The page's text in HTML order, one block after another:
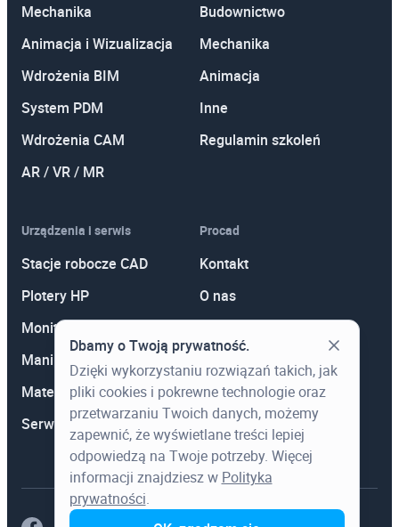
Mechanika
Animacja i Wizualizacja
Wdrożenia BIM
System PDM
Wdrożenia CAM
AR / VR / MR
Budownictwo
Mechanika
Animacja
Inne
Regulamin szkoleń
Urządzenia i serwis
Stacje robocze CAD
Plotery HP
Monitory
Manipulatory 3D
Materiały eksploatacyjne
Serwis
Procad
Kontakt
O nas
Aktualności
Wiedza
Dbamy o Twoją prywatność.
Dzięki wykorzystaniu rozwiązań takich, jak
pliki cookies i pokrewne technologie oraz
przetwarzaniu Twoich danych, możemy
zapewnić, że wyświetlane treści lepiej
odpowiedzą na Twoje potrzeby. Więcej
informacji znajdziesz w Polityka
prywatności.